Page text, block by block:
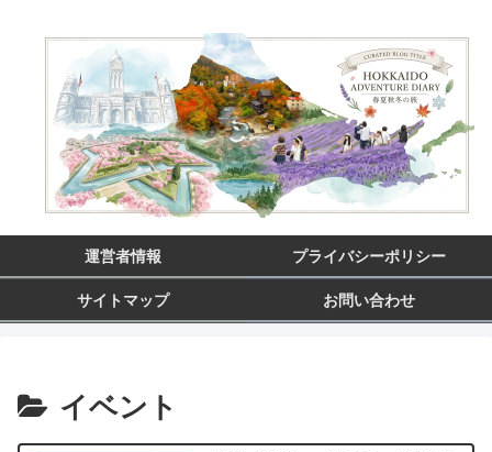
運営者情報 プライバシーポリシー
サイトマップ お問い合わせ
イベント